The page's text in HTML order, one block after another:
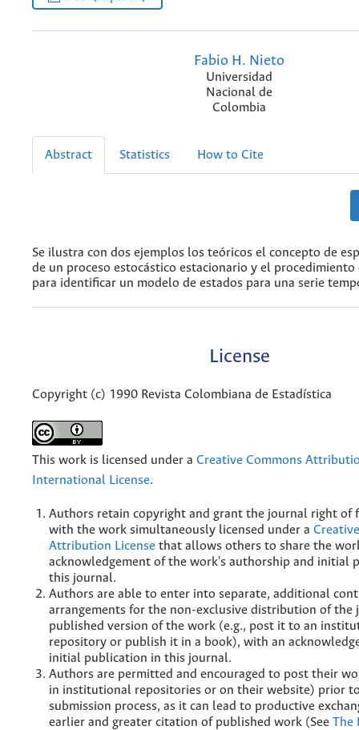
Fabio H. Nieto
Universidad
Nacional de
Colombia
Abstract Statistics How to Cite
Se ilustra con dos ejemplos los teóricos el concepto de
de un proceso estocástico estacionario y el
para identificar un modelo de estados para una serie
License
Copyright (c) 1990 Revista Colombiana de Estadística
This work is licensed under a Creative Commons
International License.
Authors retain copyright and grant the journal right of
with the work simultaneously licensed under a
Attribution License that allows others to share the
acknowledgement of the work's authorship and initial
this journal.
Authors are able to enter into separate, additional
arrangements for the non-exclusive distribution of the
published version of the work (e.g., post it to an
repository or publish it in a book), with an
initial publication in this journal.
Authors are permitted and encouraged to post their
in institutional repositories or on their website) prior
submission process, as it can lead to productive
earlier and greater citation of published work (See The